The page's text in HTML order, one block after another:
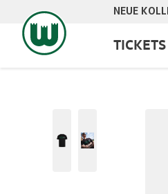
Zur Hauptnavigation
NEUE
TICKETS